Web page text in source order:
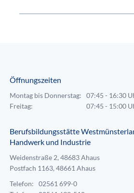
Öffnungszeiten
Montag bis Donnerstag:
07:45 - 16:30
Freitag:
07:45 - 15:00
Berufsbildungsstätte
Handwerk und Industrie
Weidenstraße 2, 48683 Ahaus
Postfach 1163, 48661 Ahaus
Telefon:
02561 699-0